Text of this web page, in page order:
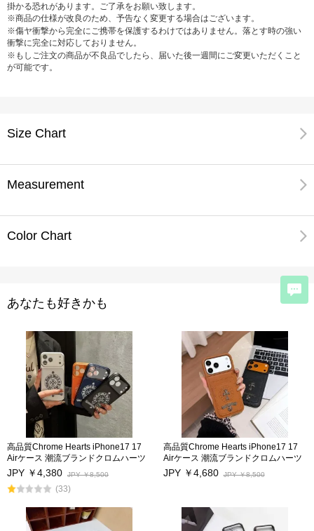
掛かる恐れがあります。ご了承をお願い致します。
※商品の仕様が改良のため、予告なく変更する場合はございます。
※傷ヤ衝撃から完全にご携帯を保護するわけではありません。落とす時の強い
衝撃に完全に対応しておりません。
※もしご注文の商品が不良品でしたら、届いた後一週間にご変更いただくこと
が可能です。
Size Chart
Measurement
Color Chart
あなたも好きかも
高品質Chrome Hearts iPhone17 17
Airケース 潮流ブランドクロムハーツ
アイフォン17プロ/17Pro Max保護カ
バー男女兼用 iphone16/16Pro/16Pro
Max携帯スマホケースカードポケット
キス防止 アイフォン14/14Pro/14Pro
Max/13/13Proカバー 激安海外通販
JPY ￥4,380 JPY ￥8,500
(33)
高品質Chrome Hearts iPhone17 17
Airケース 潮流ブランドクロムハーツ
アイフォン17プロ/17Pro Max保護カ
バー男女兼用 iphone16/16Pro/16Pro
キス防止 アイフォン14/14Pro/14Pro
Max/13/13Proカバー 激安海外通販
JPY ￥4,680 JPY ￥8,500